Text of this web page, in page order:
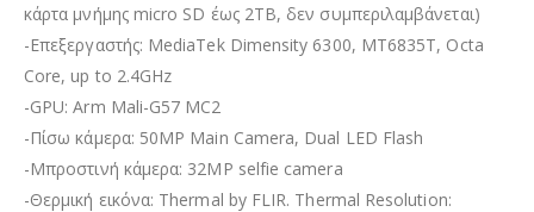
κάρτα μνήμης micro SD έως 2TB, δεν συμπεριλαμβάνεται)
-Επεξεργαστής: MediaTek Dimensity 6300, MT6835T, Octa
Core, up to 2.4GHz
-GPU: Arm Mali-G57 MC2
-Πίσω κάμερα: 50MP Main Camera, Dual LED Flash
-Μπροστινή κάμερα: 32MP selfie camera
-Θερμική εικόνα: Thermal by FLIR. Thermal Resolution: